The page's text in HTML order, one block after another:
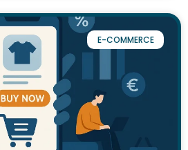
E-COMMERCE